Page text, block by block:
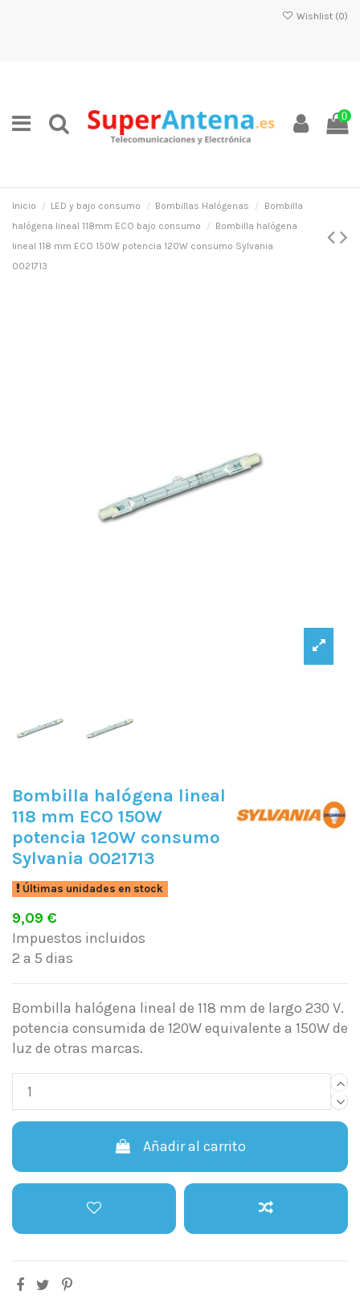
Wishlist (0)
0
Inicio LED y bajo consumo Bombillas Halógenas
Bombilla
halógena lineal 118mm ECO bajo consumo
Bombilla halógena
lineal 118 mm ECO 150W potencia 120W consumo Sylvania
0021713
Bombilla halógena lineal
118 mm ECO 150W
potencia 120W consumo
Sylvania 0021713
Últimas unidades en stock
9,09 €
Impuestos incluidos
2 a 5 dias
Bombilla halógena lineal de 118 mm de largo 230 V.
potencia consumida de 120W equivalente a 150W de
luz de otras marcas.
Añadir al carrito